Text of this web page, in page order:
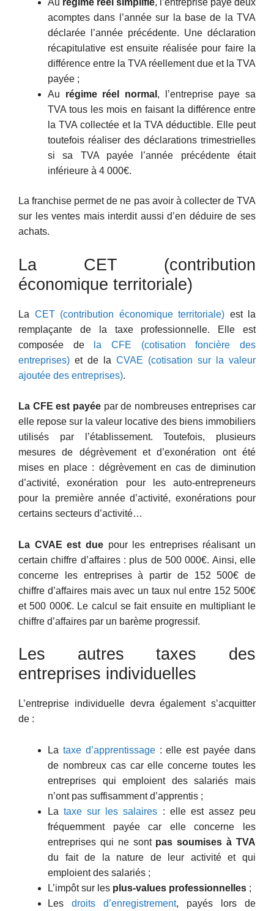
Au régime réel simplifié, l’entreprise paye deux
acomptes dans l’année sur la base de la TVA
déclarée l’année précédente. Une déclaration
récapitulative est ensuite réalisée pour faire la
différence entre la TVA réellement due et la TVA
payée ;
Au régime réel normal , l’entreprise paye sa
TVA tous les mois en faisant la différence entre
la TVA collectée et la TVA déductible. Elle peut
toutefois réaliser des déclarations trimestrielles
si sa TVA payée l’année précédente était
inférieure à 4 000€.
La franchise permet de ne pas avoir à collecter de TVA
sur les ventes mais interdit aussi d’en déduire de ses
achats.
La CET (contribution
économique territoriale)
La CET (contribution économique territoriale) est la
remplaçante de la taxe professionnelle. Elle est
composée de
la CFE (cotisation foncière des
entreprises) et de la CVAE (cotisation sur la valeur
ajoutée des entreprises).
La CFE est payéepar de nombreuses entreprises car
elle repose sur la valeur locative des biens immobiliers
utilisés par l’établissement. Toutefois, plusieurs
mesures de dégrèvement et d’exonération ont été
mises en place : dégrèvement en cas de diminution
d’activité, exonération pour les auto-entrepreneurs
pour la première année d’activité, exonérations pour
certains secteurs d’activité…
La CVAE est duepour les entreprises réalisant un
certain chiffre d’affaires : plus de 500 000€. Ainsi, elle
concerne les entreprises à partir de 152 500€ de
chiffre d’affaires mais avec un taux nul entre 152 500€
et 500 000€. Le calcul se fait ensuite en multipliant le
chiffre d’affaires par un barème progressif.
Les autres taxes des
entreprises individuelles
L’entreprise individuelle devra également s’acquitter
de :
La taxe d’apprentissage: elle est payée dans
de nombreux cas car elle concerne toutes les
entreprises qui emploient des salariés mais
n’ont pas suffisamment d’apprentis ;
Lataxe sur les salaires : elle est assez peu
fréquemment payée car elle concerne les
entreprises qui ne sont pas soumises à TVA
du fait de la nature de leur activité et qui
emploient des salariés ;
L’impôt sur les plus-values professionnelles ;
Les droits d’enregistrement, payés lors de